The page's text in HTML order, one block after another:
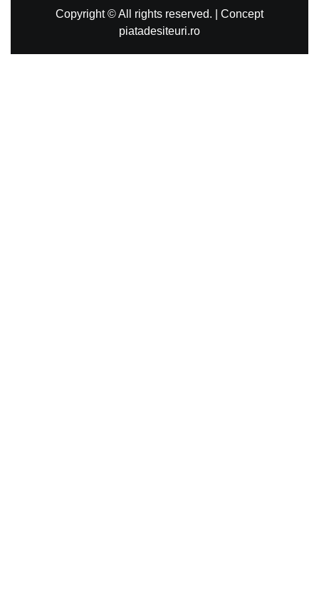
Copyright © All rights reserved.
Concept
piatadesiteuri.ro